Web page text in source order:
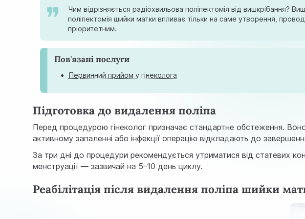
Чим відрізняється радіохвильова поліпектомія від вишкрібання?
поліпектомія шийки матки впливає тільки на саме утворення,
пріоритетним.
Пов'язані послуги
Первинний прийом у гінеколога
Підготовка до видалення поліпа
Перед процедурою гінеколог призначає стандартне обстеження.
активному запаленні або інфекції операцію відкладають до
За три дні до процедури рекомендується утриматися від статевих
менструації — зазвичай на 5–10 день циклу.
Реабілітація після видалення поліпа шийки